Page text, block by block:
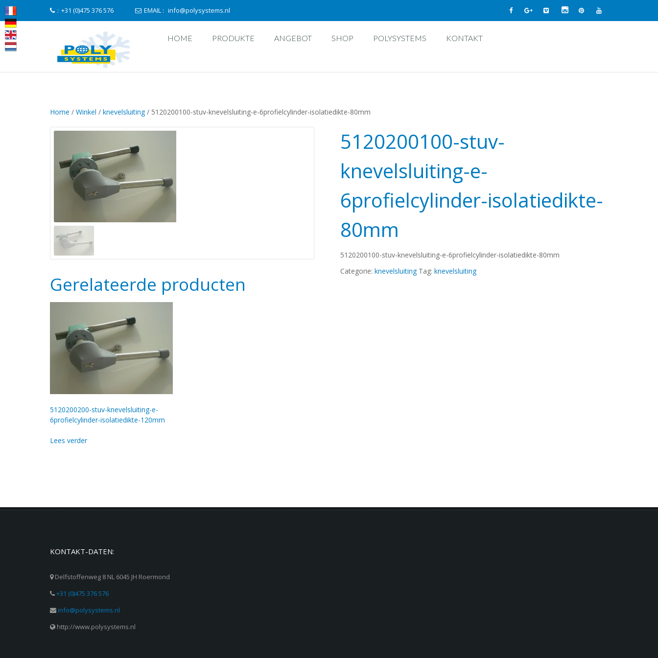
: +31 (0)475 376 576 EMAIL : info@polysystems.nl
HOME PRODUKTE ANGEBOT SHOP POLYSYSTEMS KONTAKT
Home / Winkel / knevelsluiting/ 5120200100-stuv-knevelsluiting-e-6profielcylinder-isolatiedikte-80mm
5120200100-stuv-
knevelsluiting-e-
6profielcylinder-isolatiedikte-
80mm
5120200100-stuv-knevelsluiting-e-6profielcylinder-isolatiedikte-80mm
Categorie: knevelsluiting Tag: knevelsluiting
Gerelateerde producten
5120200200-stuv-knevelsluiting-e-
6profielcylinder-isolatiedikte-120mm
Lees verder
KONTAKT-DATEN:
Delfstoffenweg 8 NL 6045 JH Roermond
+31 (0)475 376 576
info@polysystems.nl
http://www.polysystems.nl